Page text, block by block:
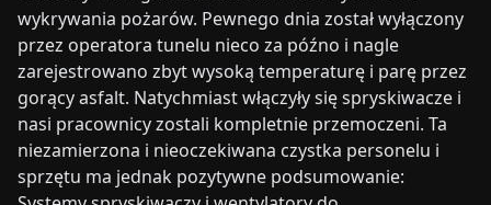
wykrywania pożarów. Pewnego dnia został wyłączony
przez operatora tunelu nieco za późno i nagle
zarejestrowano zbyt wysoką temperaturę i parę przez
gorący asfalt. Natychmiast włączyły się spryskiwacze i
nasi pracownicy zostali kompletnie przemoczeni. Ta
niezamierzona i nieoczekiwana czystka personelu i
sprzętu ma jednak pozytywne podsumowanie: